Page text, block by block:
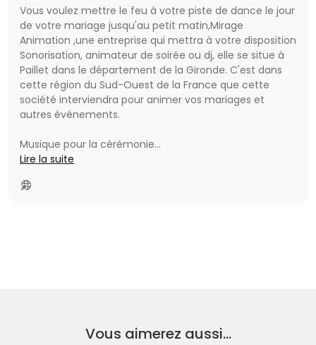
Vous voulez mettre le feu à votre piste de dance le jour
de votre mariage jusqu'au petit matin,Mirage
Animation ,une entreprise qui mettra à votre disposition
Sonorisation, animateur de soirée ou dj, elle se situe à
Paillet dans le département de la Gironde. C'est dans
cette région du Sud-Ouest de la France que cette
société interviendra pour animer vos mariages et
autres événements.
Musique pour la cérémonie
Musique pour le vin d'honneur
Animation
Lire la suite
Vous aimerez aussi...